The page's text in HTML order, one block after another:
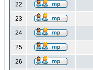
22
23
24
25
26